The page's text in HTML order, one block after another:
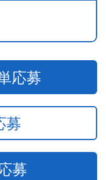
応募
募
募